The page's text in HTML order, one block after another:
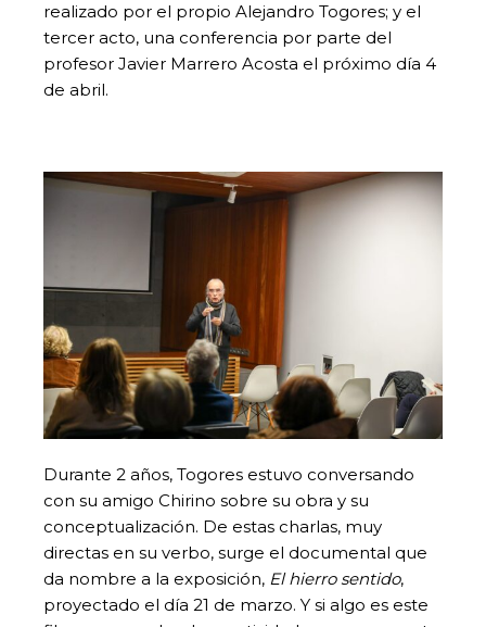
realizado por el propio Alejandro Togores; y el
tercer acto, una conferencia por parte del
profesor Javier Marrero Acosta el próximo día 4
de abril.
Durante 2 años, Togores estuvo conversando
con su amigo Chirino sobre su obra y su
conceptualización. De estas charlas, muy
directas en su verbo, surge el documental que
da nombre a la exposición, El hierro sentido,
proyectado el día 21 de marzo. Y si algo es este